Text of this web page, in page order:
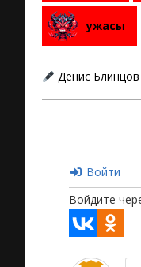
ужасы
Денис Блинцов
Войти
Войдите